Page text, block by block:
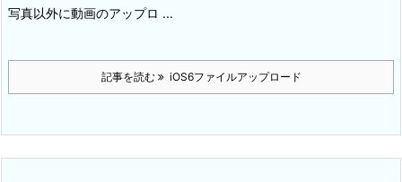
写真以外に動画のアップロ ...
記事を読む iOS6ファイルアップロード